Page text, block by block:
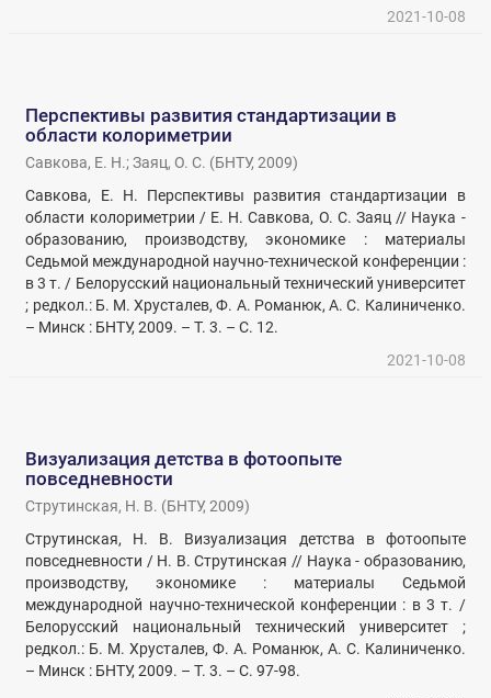
2021-10-08
Перспективы развития стандартизации в
области колориметрии
Савкова, Е. Н.;Заяц, О. С. (БНТУ,2009)
Савкова, Е. Н. Перспективы развития стандартизации в
области колориметрии / Е. Н. Савкова, О. С. Заяц // Наука -
образованию, производству, экономике : материалы
Седьмой международной научно-технической конференции :
в 3 т. / Белорусский национальный технический университет
; редкол.: Б. М. Хрусталев, Ф. А. Романюк, А. С. Калиниченко.
– Минск : БНТУ, 2009. – Т. 3. – С. 12.
2021-10-08
Визуализация детства в фотоопыте
повседневности
Струтинская, Н. В. (БНТУ,2009)
Струтинская, Н. В. Визуализация детства в фотоопыте
повседневности / Н. В. Струтинская // Наука - образованию,
производству, экономике : материалы Седьмой
международной научно-технической конференции : в 3 т. /
Белорусский национальный технический университет ;
редкол.: Б. М. Хрусталев, Ф. А. Романюк, А. С. Калиниченко.
– Минск : БНТУ, 2009. – Т. 3. – С. 97-98.